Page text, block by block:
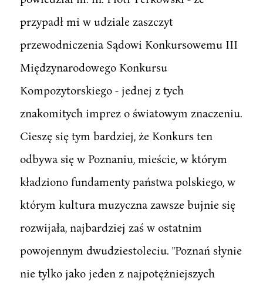
przypadł mi w udziale zaszczyt
przewodniczenia Sądowi Konkursowemu III
Międzynarodowego Konkursu
Kompozytorskiego - jednej z tych
znakomitych imprez o światowym znaczeniu.
Cieszę się tym bardziej, że Konkurs ten
odbywa się w Poznaniu, mieście, w którym
kładziono fundamenty państwa polskiego, w
którym kultura muzyczna zawsze bujnie się
rozwijała, najbardziej zaś w ostatnim
powojennym dwudziestoleciu. "Poznań słynie
nie tylko jako jeden z najpotężniejszych